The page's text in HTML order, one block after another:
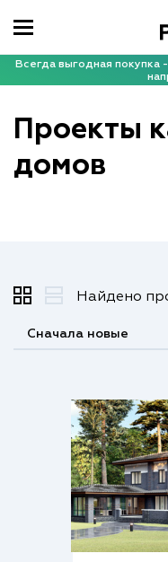
Всегда выгодная покупка
Проекты
домов
Сначала новые
Найдено